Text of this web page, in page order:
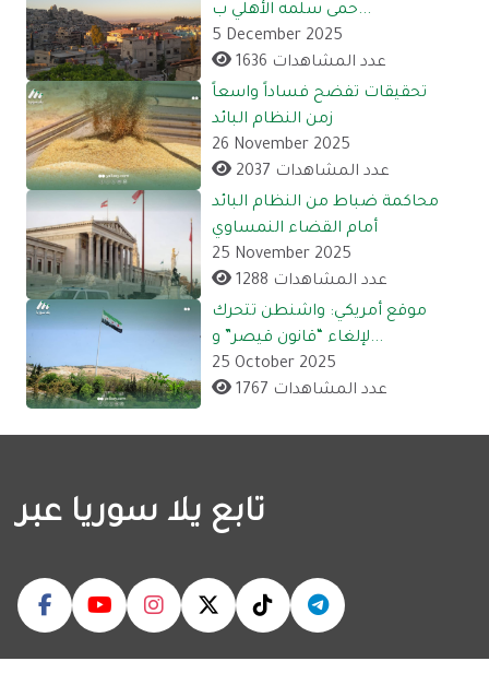
حمى سلمه الأهلي ب...
5 December 2025
1636 عدد المشاهدات
تحقيقات تفضح فساداً واسعاً
زمن النظام البائد
26 November 2025
2037 عدد المشاهدات
محاكمة ضباط من النظام البائد
أمام القضاء النمساوي
25 November 2025
1288 عدد المشاهدات
موقع أمريكي: واشنطن تتحرك
لإلغاء “قانون قيصر” و...
25 October 2025
1767 عدد المشاهدات
تابع يلا سوريا عبر